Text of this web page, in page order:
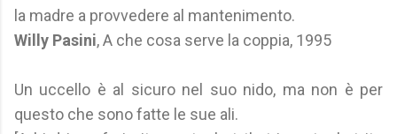
la madre a provvedere al mantenimento.
Willy Pasini, A che cosa serve la coppia, 1995
Un uccello è al sicuro nel suo nido, ma non è per
questo che sono fatte le sue ali.